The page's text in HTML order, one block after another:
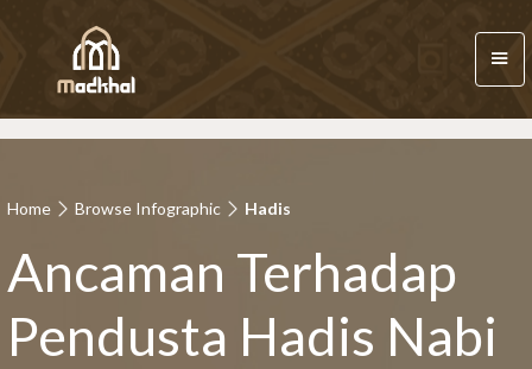
Home Browse Infographic Hadis
Ancaman Terhadap
Pendusta Hadis Nabi